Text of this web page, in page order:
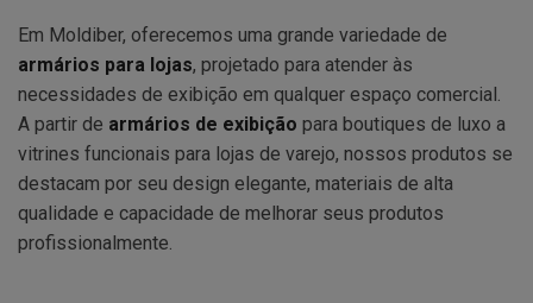
Em Moldiber, oferecemos uma grande variedade de
armários para lojas, projetado para atender às
necessidades de exibição em qualquer espaço comercial.
A partir de armários de exibição para boutiques de luxo a
vitrines funcionais para lojas de varejo, nossos produtos se
destacam por seu design elegante, materiais de alta
qualidade e capacidade de melhorar seus produtos
profissionalmente.